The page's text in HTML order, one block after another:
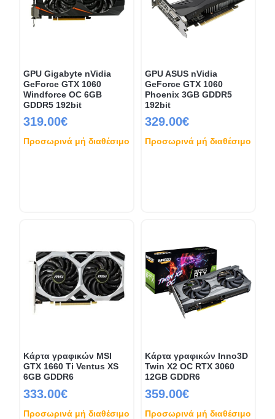
GPU Gigabyte nVidia
GeForce GTX 1060
Windforce OC 6GB
GDDR5 192bit
319.00€
Προσωρινά μή διαθέσιμο
GPU ASUS nVidia
GeForce GTX 1060
Phoenix 3GB GDDR5
192bit
329.00€
Προσωρινά μή διαθέσιμο
Κάρτα γραφικών MSI
GTX 1660 Ti Ventus XS
6GB GDDR6
333.00€
Προσωρινά μή διαθέσιμο
Κάρτα γραφικών Inno3D
Twin X2 OC RTX 3060
12GB GDDR6
359.00€
Προσωρινά μή διαθέσιμο